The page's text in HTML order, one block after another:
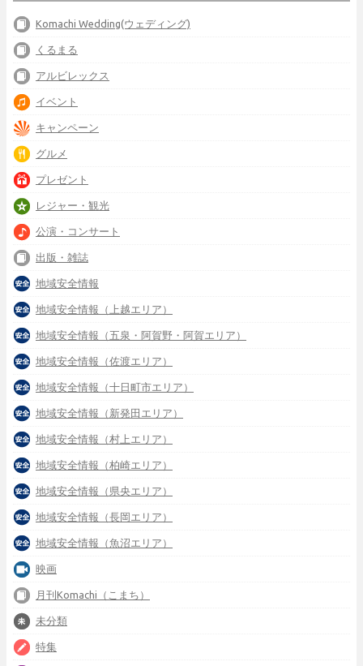
Komachi Wedding(ウェディング)
くるまる
アルビレックス
イベント
キャンペーン
グルメ
プレゼント
レジャー・観光
公演・コンサート
出版・雑誌
地域安全情報
地域安全情報（上越エリア）
地域安全情報（五泉・阿賀野・阿賀エリア）
地域安全情報（佐渡エリア）
地域安全情報（十日町市エリア）
地域安全情報（新発田エリア）
地域安全情報（村上エリア）
地域安全情報（柏崎エリア）
地域安全情報（県央エリア）
地域安全情報（長岡エリア）
地域安全情報（魚沼エリア）
映画
月刊Komachi（こまち）
未分類
特集